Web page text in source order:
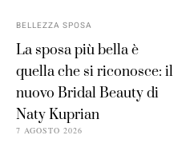
BELLEZZA SPOSA
La sposa più bella è
quella che si riconosce: il
nuovo Bridal Beauty di
Naty Kuprian
7 AGOSTO 2026